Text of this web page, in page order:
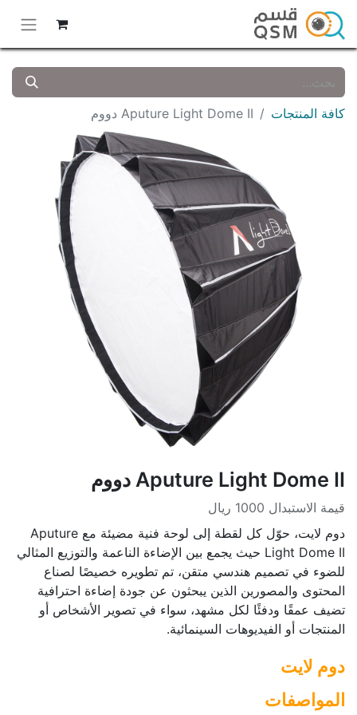
كافة المنتجات Aputure Light Dome II دووم
Aputure Light Dome II دووم
قيمة الاستبدال 1000 ريال
دوم لايت، حوّل كل لقطة إلى لوحة فنية مضيئة مع Aputure
Light Dome II حيث يجمع بين الإضاءة الناعمة والتوزيع المثالي
للضوء في تصميم هندسي متقن، تم تطويره خصيصًا لصناع
المحتوى والمصورين الذين يبحثون عن جودة إضاءة احترافية
تضيف عمقًا ودفئًا لكل مشهد، سواء في تصوير الأشخاص أو
المنتجات أو الفيديوهات السينمائية.
دوم لايت
المواصفات